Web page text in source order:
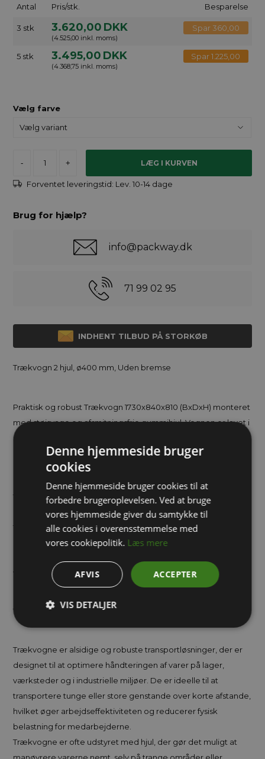
Antal Pris/stk. Besparelse
3 stk 3.620,00 DKK
(4.525,00 inkl. moms)
Spar 360,00
5 stk 3.495,00 DKK
(4.368,75 inkl. moms)
Spar 1.225,00
Vælg farve
- +
Forventet leveringstid: Lev. 10-14 dage
Brug for hjælp?
info@packway.dk
71 99 02 95
INDHENT TILBUD PÅ STORKØB
Trækvogn 2 hjul, ø400 mm, Uden bremse
Praktisk og robust Trækvogn 1730x840x810 (BxDxH) monteret
med støjsvage og afsmitningsfrie gummihjul. Vognen er lavet i
stål med en kraftig og slagfast pulverlakering.
På emballage-land.dk har vi et stort udvalg af bordvogne,
ESD vogne, rustfrie vogne, hyldevogne, lagervogne,
trækvogne, pladevogne og sværlastvogne til lager og
industri. Du kan få vognene i forskellige mål, så de passer til dit
formål. Se vores store udvalg her i webshoppen og hvis der er
noget du ikke kan finde eller hvis du har spørgsmål til et
vores kompetente medarbejdere sidder klar til at hjælpe.
Trækvogne – Effektiv Transport og Håndtering
Trækvogne er alsidige og robuste transportløsninger, der er
designet til at optimere håndteringen af varer på lager,
værksteder og i industrielle miljøer. De er ideelle til at
transportere tunge eller store genstande over korte afstande,
hvilket øger arbejdseffektiviteten og reducerer fysisk
belastning for medarbejderne.
Trækvogne er ofte udstyret med hjul, der gør det muligt at
manøvrere varerne nemt, selv på trange områder eller
Denne hjemmeside bruger
cookies
Denne hjemmeside bruger cookies til at
forbedre brugeroplevelsen. Ved at bruge
vores hjemmeside giver du samtykke til
alle cookies i overensstemmelse med
vores cookiepolitik. Læs mere
ACCEPTER
AFVIS
VIS DETALJER